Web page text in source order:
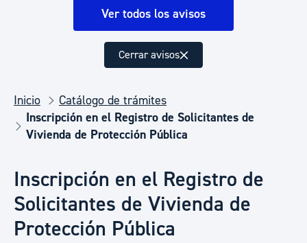
Ver todos los avisos
Cerrar avisos
Inicio
Catálogo de trámites
Inscripción en el Registro de Solicitantes de
Vivienda de Protección Pública
Inscripción en el Registro de
Solicitantes de Vivienda de
Protección Pública